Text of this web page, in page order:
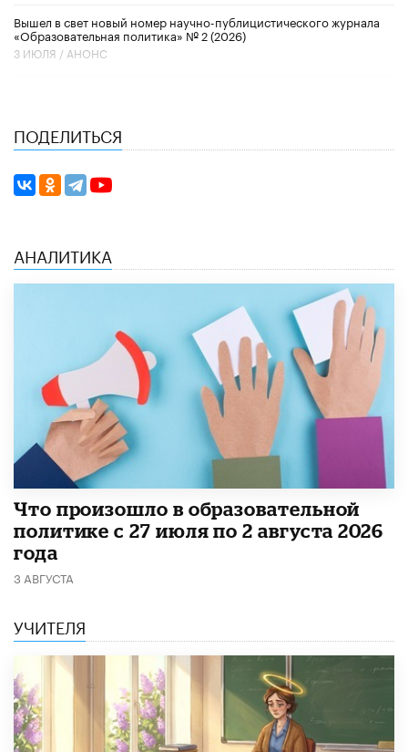
Вышел в свет новый номер научно-публицистического журнала
«Образовательная политика» № 2 (2026)
3 ИЮЛЯ / АНОНС
ПОДЕЛИТЬСЯ
АНАЛИТИКА
​Что произошло в образовательной
политике с 27 июля по 2 августа 2026
года
3 АВГУСТА
УЧИТЕЛЯ